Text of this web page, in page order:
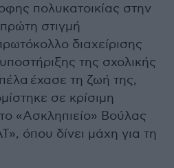
πολυκατοικίας στην
στιγμή
διαχείρισης
της σχολικής
έχασε τη ζωή της,
σε κρίσιμη
«Ασκληπιείο» Βούλας
όπου δίνει μάχη για τη